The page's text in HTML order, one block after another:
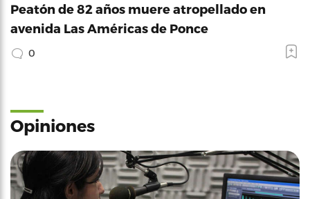
Peatón de 82 años muere atropellado en
avenida Las Américas de Ponce
0
Opiniones